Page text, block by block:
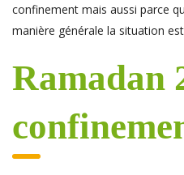
confinement mais aussi parce
manière générale la situation
Ramadan